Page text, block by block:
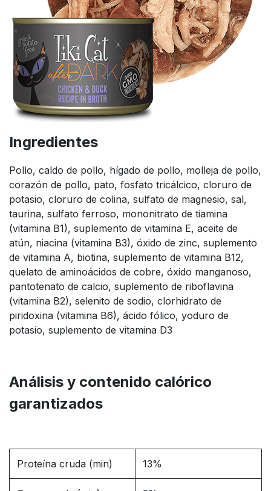
Ingredientes
Pollo, caldo de pollo, hígado de pollo, molleja de pollo,
corazón de pollo, pato, fosfato tricálcico, cloruro de
potasio, cloruro de colina, sulfato de magnesio, sal,
taurina, sulfato ferroso, mononitrato de tiamina
(vitamina B1), suplemento de vitamina E, aceite de
atún, niacina (vitamina B3), óxido de zinc, suplemento
de vitamina A, biotina, suplemento de vitamina B12,
quelato de aminoácidos de cobre, óxido manganoso,
pantotenato de calcio, suplemento de riboflavina
(vitamina B2), selenito de sodio, clorhidrato de
piridoxina (vitamina B6), ácido fólico, yoduro de
potasio, suplemento de vitamina D3
Análisis y contenido calórico
garantizados
Proteína cruda (min) 13%